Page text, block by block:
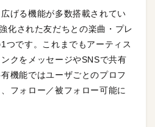
げる機能が多数搭載されてい
化された友だちとの楽曲・プレ
つです。これまでもアーティス
クをメッセージやSNSで共有
機能ではユーザごとのプロフ
フォロー／被フォロー可能に